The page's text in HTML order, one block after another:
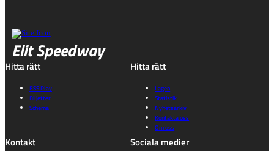
Elit Speedway
Hitta rätt
ESS Play
Biljetter
Schema
Hitta rätt
Lagen
Statistik
Nyhetsarkiv
Kontakta oss
Om oss
Kontakt Sociala medier